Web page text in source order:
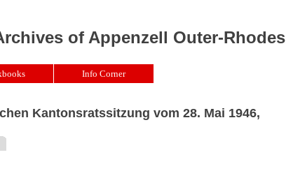
Kantonsratssitzung vom 28. Mai 1946,
of Appenzell Outer-Rhodes
Info Corner